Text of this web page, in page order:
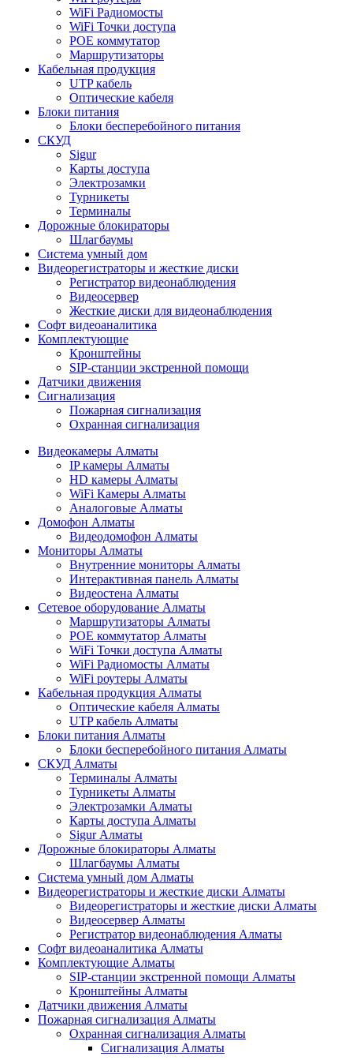
WiFi Радиомосты
WiFi Точки доступа
POE коммутатор
Маршрутизаторы
Кабельная продукция
UTP кабель
Оптические кабеля
Блоки питания
Блоки бесперебойного питания
СКУД
Sigur
Карты доступа
Электрозамки
Турникеты
Терминалы
Дорожные блокираторы
Шлагбаумы
Cистема умный дом
Видеорегистраторы и жесткие диски
Регистратор видеонаблюдения
Видеосервер
Жесткие диски для видеонаблюдения
Софт видеоаналитика
Комплектующие
Кронштейны
SIP-станции экстренной помощи
Датчики движения
Сигнализация
Пожарная сигнализация
Охранная сигнализация
Видеокамеры Алматы
IP камеры Алматы
HD камеры Алматы
WiFi Камеры Алматы
Аналоговые Алматы
Домофон Алматы
Видеодомофон Алматы
Мониторы Алматы
Внутренние мониторы Алматы
Интерактивная панель Алматы
Видеостена Алматы
Сетевое оборудование Алматы
Маршрутизаторы Алматы
POE коммутатор Алматы
WiFi Точки доступа Алматы
WiFi Радиомосты Алматы
WiFi роутеры Алматы
Кабельная продукция Алматы
Оптические кабеля Алматы
UTP кабель Алматы
Блоки питания Алматы
Блоки бесперебойного питания Алматы
СКУД Алматы
Терминалы Алматы
Турникеты Алматы
Электрозамки Алматы
Карты доступа Алматы
Sigur Алматы
Дорожные блокираторы Алматы
Шлагбаумы Алматы
Система умный дом Алматы
Видеорегистраторы и жесткие диски Алматы
Видеорегистраторы и жесткие диски Алматы
Видеосервер Алматы
Регистратор видеонаблюдения Алматы
Софт видеоаналитика Алматы
Комплектующие Алматы
SIP-станции экстренной помощи Алматы
Кронштейны Алматы
Датчики движения Алматы
Пожарная сигнализация Алматы
Охранная сигнализация Алматы
Сигнализация Алматы